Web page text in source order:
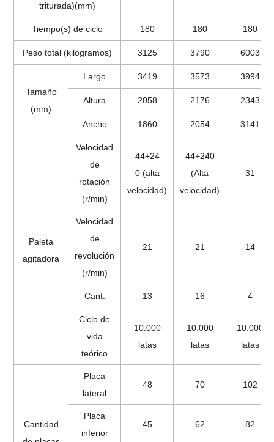
triturada)(mm)
Tiempo(s) de ciclo 180 180 180
Peso total (kilogramos) 3125 3790 6003
Tamaño
(mm)
Largo 3419 3573 3994
Altura 2058 2176 2343
Ancho 1860 2054 3141
Paleta
agitadora
Velocidad
de
rotación
(r/min)
44+24
0 (alta
velocidad)
44+240
(Alta
velocidad)
31
Velocidad
de
revolución
(r/min)
21 21 14
Cant. 13 16 4
Ciclo de
vida
teórico
10.000
latas
10.000
latas
10.000
latas
Cantidad
Placa
lateral
48 70 102
Placa
inferior
45 62 82